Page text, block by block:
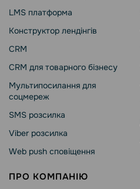
LMS платформа
Конструктор лендінгів
CRM
CRM для товарного бізнесу
Мультипосилання для
соцмереж
SMS розсилка
Viber розсилка
Web push сповіщення
ПРО КОМПАНІЮ